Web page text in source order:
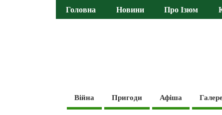
Головна Новини Про Ізюм
Війна Пригоди Афіша